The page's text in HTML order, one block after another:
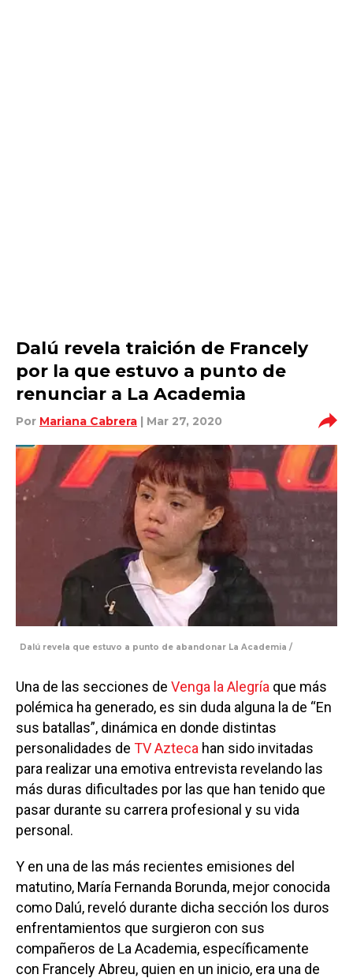
Dalú revela traición de Francely
por la que estuvo a punto de
renunciar a La Academia
Por Mariana Cabrera | Mar 27, 2020
Dalú revela que estuvo a punto de abandonar La Academia /
Una de las secciones de Venga la Alegría que más
polémica ha generado, es sin duda alguna la de “En
sus batallas”, dinámica en donde distintas
personalidades de TV Azteca han sido invitadas
para realizar una emotiva entrevista revelando las
más duras dificultades por las que han tenido que
pasar durante su carrera profesional y su vida
personal.
Y en una de las más recientes emisiones del
matutino, María Fernanda Borunda, mejor conocida
como Dalú, reveló durante dicha sección los duros
enfrentamientos que surgieron con sus
compañeros de La Academia, específicamente
con Francely Abreu, quien en un inicio, era una de